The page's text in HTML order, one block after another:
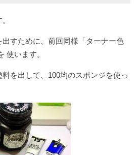
出すために、前回同様「ターナー色
使います。
を出して、100均のスポンジを使っ